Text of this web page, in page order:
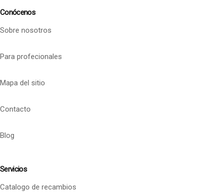
Conócenos
Sobre nosotros
Para profecionales
Mapa del sitio
Contacto
Blog
Servicios
Catalogo de recambios